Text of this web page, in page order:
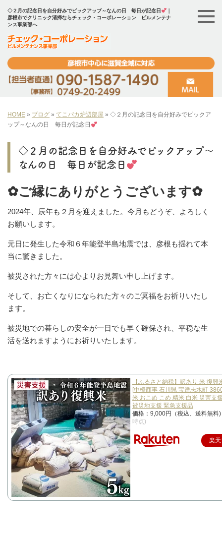
◇２月の記念日を自分好みでピックアップ～なんの日 毎日が記念日
彦根市でクリニック清掃ならチェック・コーポレーション ビルメンテナ
ンス事業部へ
HOME » ブログ » てこパカ炉辺部屋 » ◇２月の記念日を自分好みでピックア
ップ～なんの日 毎日が記念日
◇２月の記念日を自分好みでピックアップ～
なんの日 毎日が記念日
✿ご縁にありがとうございます✿
2024年、辰年も２月を迎えました。今月もどうぞ、よろしく
お願いします。
元日に発生した令和６年能登半島地震では、彦根も揺れて本
当に驚きました。
被災された方々には心よりお見舞い申し上げます。
そして、お亡くなりになられた方々のご冥福をお祈りいたし
ます。
被災地での暮らしの安全が一日でも早く確保され、平穏な生
活を送れますようにお祈りいたします。
【ふるさと納税】訳あり 米 復興
[中橋商事 石川県 宝達志水町
米 おこめ こめ 精米 白米 災害支
被災地支援 緊急支援品
価格：9,000円（税込、送料無料)
時点)
楽